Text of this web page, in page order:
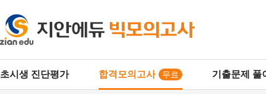
주
초시생 진단평가 합격모의고사 무료 기출문제 풀